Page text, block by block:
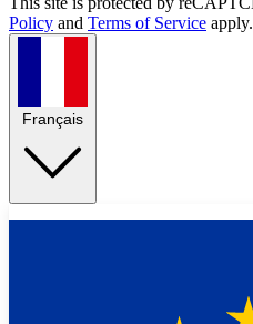
Policy and Terms of Service apply.
Français